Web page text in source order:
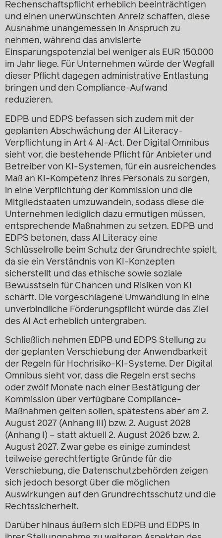
Rechenschaftspflicht erheblich beeinträchtigen
und einen unerwünschten Anreiz schaffen, diese
Ausnahme unangemessen in Anspruch zu
nehmen, während das anvisierte
Einsparungspotenzial bei weniger als EUR 150.000
im Jahr liege. Für Unternehmen würde der Wegfall
dieser Pflicht dagegen administrative Entlastung
bringen und den Compliance-Aufwand
reduzieren.
EDPB und EDPS befassen sich zudem mit der
geplanten Abschwächung der AI Literacy-
Verpflichtung in Art 4 AI-Act. Der Digital Omnibus
sieht vor, die bestehende Pflicht für Anbieter und
Betreiber von KI-Systemen, für ein ausreichendes
Maß an KI-Kompetenz ihres Personals zu sorgen,
in eine Verpflichtung der Kommission und die
Mitgliedstaaten umzuwandeln, sodass diese die
Unternehmen lediglich dazu ermutigen müssen,
entsprechende Maßnahmen zu setzen. EDPB und
EDPS betonen, dass AI Literacy eine
Schlüsselrolle beim Schutz der Grundrechte spielt,
da sie ein Verständnis von KI-Konzepten
sicherstellt und das ethische sowie soziale
Bewusstsein für Chancen und Risiken von KI
schärft. Die vorgeschlagene Umwandlung in eine
unverbindliche Förderungspflicht würde das Ziel
des AI Act erheblich untergraben.
Schließlich nehmen EDPB und EDPS Stellung zu
der geplanten Verschiebung der Anwendbarkeit
der Regeln für Hochrisiko-KI-Systeme. Der Digital
Omnibus sieht vor, dass die Regeln erst sechs
oder zwölf Monate nach einer Bestätigung der
Kommission über verfügbare Compliance-
Maßnahmen gelten sollen, spätestens aber am 2.
August 2027 (Anhang III) bzw. 2. August 2028
(Anhang I) – statt aktuell 2. August 2026 bzw. 2.
August 2027. Zwar gebe es einige zumindest
teilweise gerechtfertigte Gründe für die
Verschiebung, die Datenschutzbehörden zeigen
sich jedoch besorgt über die möglichen
Auswirkungen auf den Grundrechtsschutz und die
Rechtssicherheit.
Darüber hinaus äußern sich EDPB und EDPS in